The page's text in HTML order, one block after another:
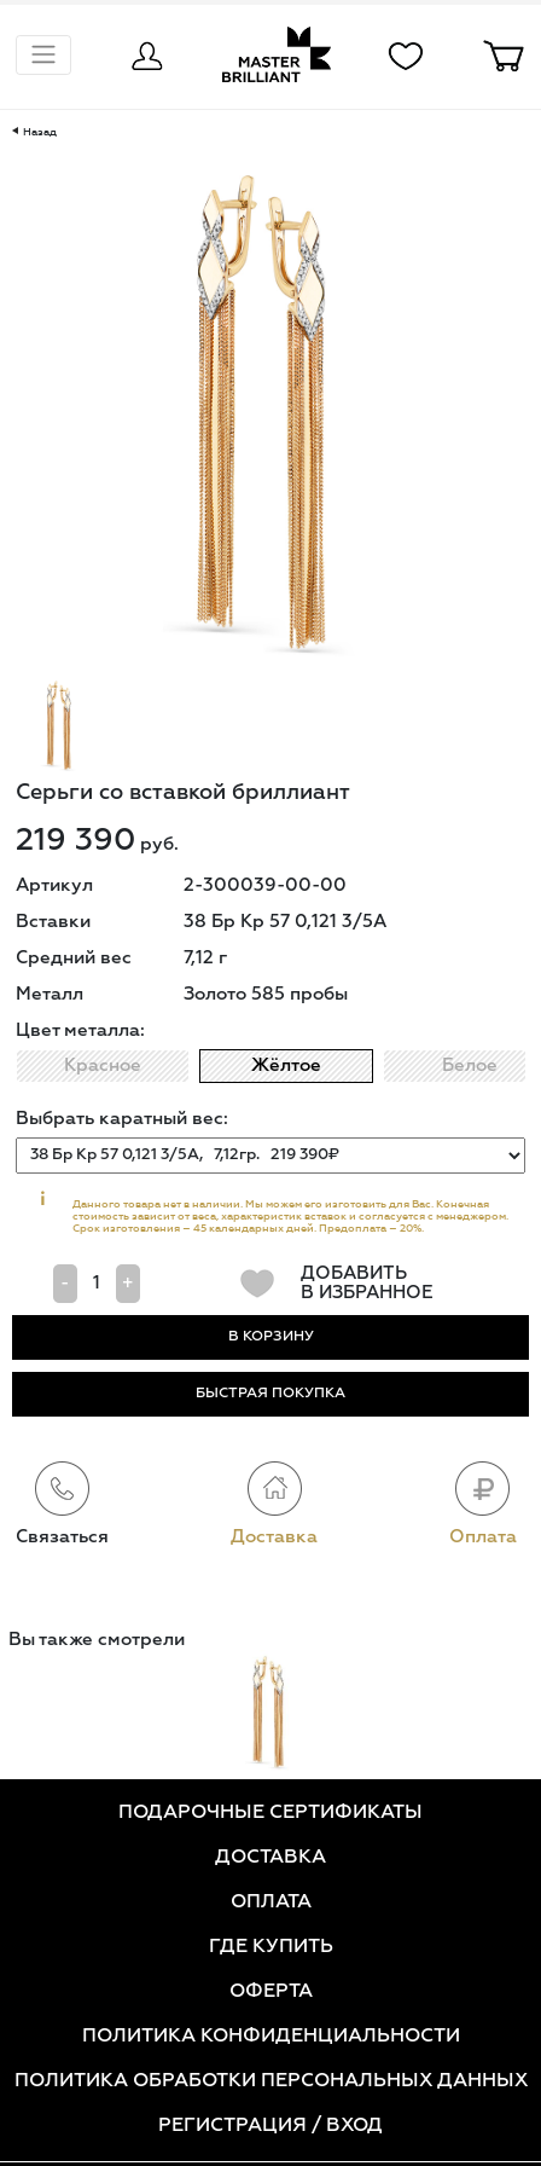
Назад
Серьги со вставкой бриллиант
219 390 руб.
Артикул 2-300039-00-00
Вставки 38 Бр Кр 57 0,121 3/5А
Средний вес 7,12 г
Металл Золото 585 пробы
Цвет металла:
Красное Жёлтое Белое
Выбрать каратный вес:
i
Данного товара нет в наличии. Мы можем его изготовить для Вас. Конечная
стоимость зависит от веса, характеристик вставок и согласуется с менеджером.
Срок изготовления – 45 календарных дней. Предоплата – 20%.
- +
ДОБАВИТЬ
В ИЗБРАННОЕ
БЫСТРАЯ ПОКУПКА
Связаться Доставка Оплата
Вы также смотрели
ПОДАРОЧНЫЕ СЕРТИФИКАТЫ
ДОСТАВКА
ОПЛАТА
ГДЕ КУПИТЬ
ОФЕРТА
ПОЛИТИКА КОНФИДЕНЦИАЛЬНОСТИ
ПОЛИТИКА ОБРАБОТКИ ПЕРСОНАЛЬНЫХ ДАННЫХ
РЕГИСТРАЦИЯ / ВХОД